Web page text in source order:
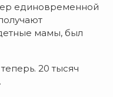
единовременной
мамы, был
20 тысяч